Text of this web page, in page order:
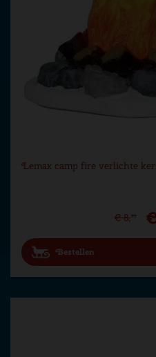
Lemax camp fire verlichte
€ 8,99
Bestellen